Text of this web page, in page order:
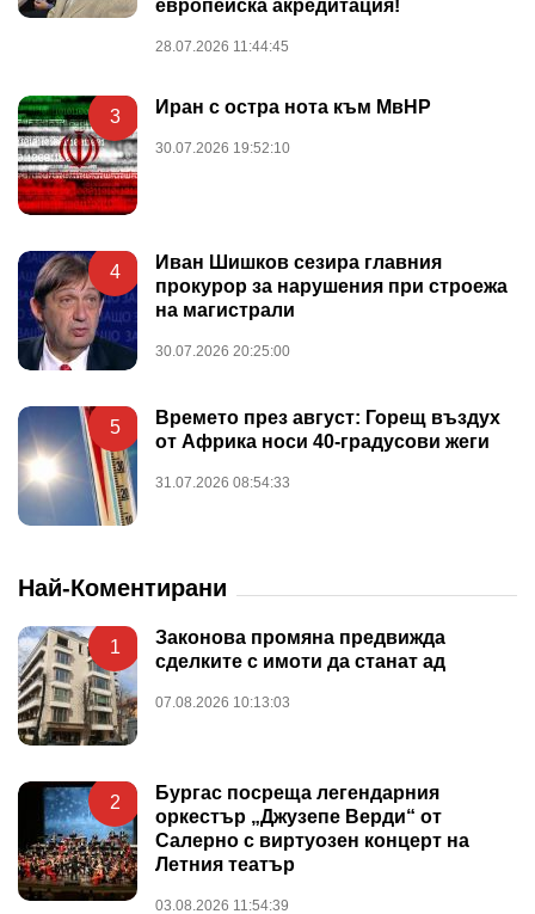
европейска акредитация!
28.07.2026 11:44:45
3 Иран с остра нота към МвНР
30.07.2026 19:52:10
4
Иван Шишков сезира главния
прокурор за нарушения при строежа
на магистрали
30.07.2026 20:25:00
5
Времето през август: Горещ въздух
от Африка носи 40-градусови жеги
31.07.2026 08:54:33
Най-Коментирани
1
Законова промяна предвижда
сделките с имоти да станат ад
07.08.2026 10:13:03
2
Бургас посреща легендарния
оркестър „Джузепе Верди“ от
Салерно с виртуозен концерт на
Летния театър
03.08.2026 11:54:39